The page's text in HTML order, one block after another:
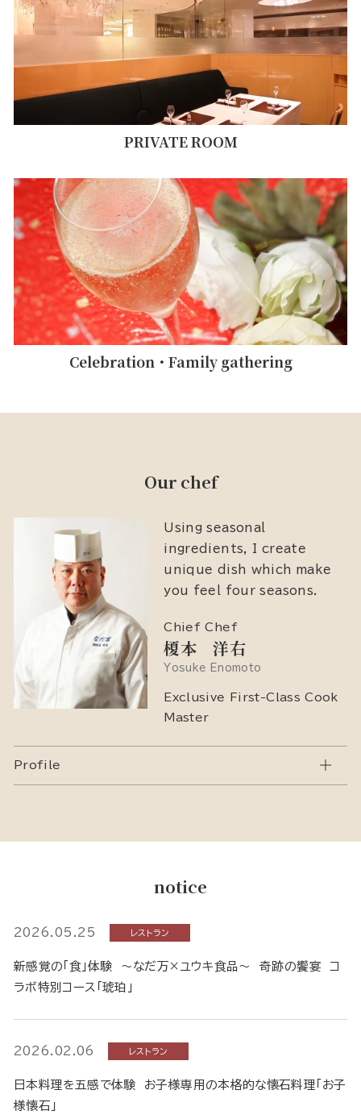
PRIVATE ROOM
Celebration・Family gathering
Our chef
Using seasonal
ingredients, I create
unique dish which make
you feel four seasons.
Chief Chef
榎本 洋右
Yosuke Enomoto
Exclusive First-Class Cook
Master
Profile
notice
2026.05.25 レストラン
新感覚の「食」体験 ～なだ万×ユウキ食品～ 奇跡の饗宴 コ
ラボ特別コース「琥珀」
2026.02.06 レストラン
日本料理を五感で体験 お子様専用の本格的な懐石料理「お子
様懐石」